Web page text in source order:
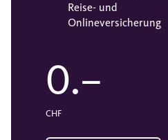
Reise- und
Onlineversicherung
0.–
CHF